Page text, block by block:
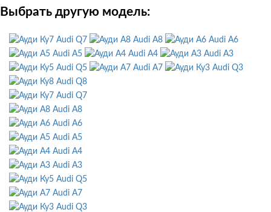
Выбрать другую модель:
Audi Q7 Audi A8
Audi A6
Audi A5
Audi A4
Audi A3
Audi Q5
Audi A7
Audi Q3
Audi Q8
Audi Q7
Audi A8
Audi A6
Audi A5
Audi A4
Audi A3
Audi Q5
Audi A7
Audi Q3